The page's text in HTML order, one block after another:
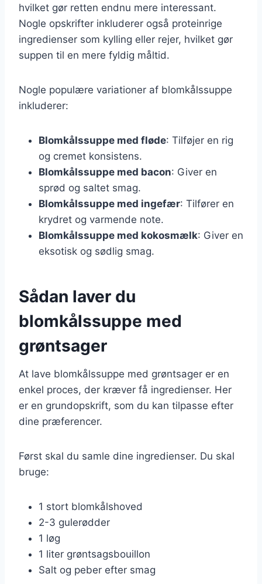
hvilket gør retten endnu mere interessant.
Nogle opskrifter inkluderer også proteinrige
ingredienser som kylling eller rejer, hvilket gør
suppen til en mere fyldig måltid.
Nogle populære variationer af blomkålssuppe
inkluderer:
Blomkålssuppe med fløde: Tilføjer en rig
og cremet konsistens.
Blomkålssuppe med bacon: Giver en
sprød og saltet smag.
Blomkålssuppe med ingefær: Tilfører en
krydret og varmende note.
Blomkålssuppe med kokosmælk: Giver en
eksotisk og sødlig smag.
Sådan laver du
blomkålssuppe med
grøntsager
At lave blomkålssuppe med grøntsager er en
enkel proces, der kræver få ingredienser. Her
er en grundopskrift, som du kan tilpasse efter
dine præferencer.
Først skal du samle dine ingredienser. Du skal
bruge:
1 stort blomkålshoved
2-3 gulerødder
1 løg
1 liter grøntsagsbouillon
Salt og peber efter smag